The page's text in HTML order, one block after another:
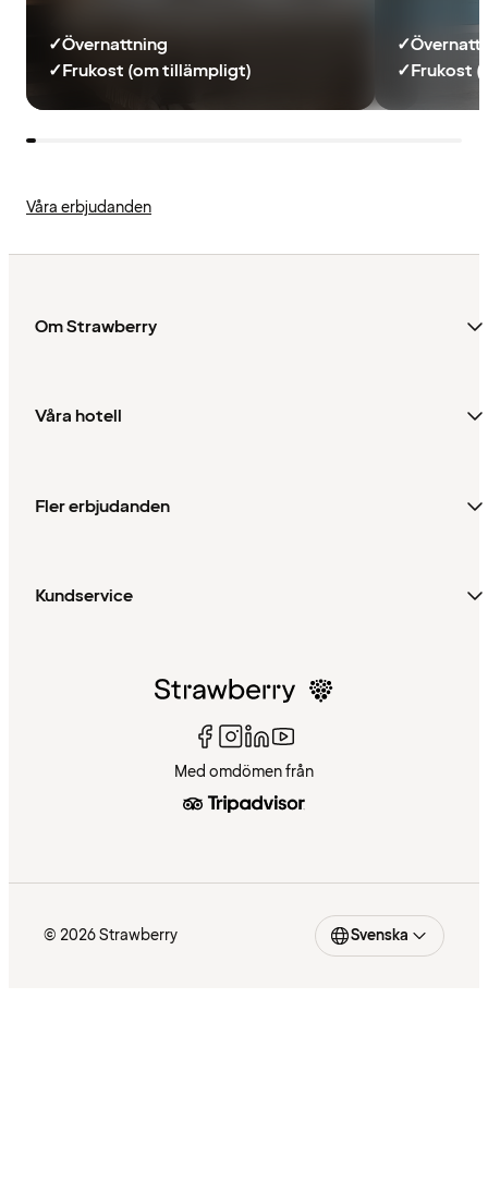
✓Övernattning
✓Frukost (om tillämpligt)
✓
✓Frukost
Våra erbjudanden
Om Strawberry
Våra hotell
Fler erbjudanden
Kundservice
Med omdömen från
© 2026 Strawberry Svenska